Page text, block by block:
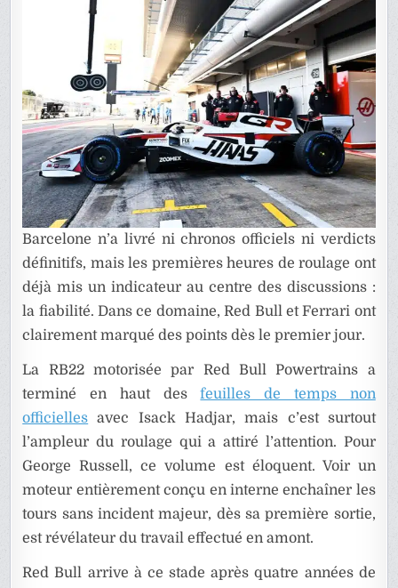
Barcelone n’a livré ni chronos officiels ni verdicts
définitifs, mais les premières heures de roulage ont
déjà mis un indicateur au centre des discussions :
la fiabilité. Dans ce domaine, Red Bull et Ferrari ont
clairement marqué des points dès le premier jour.
La RB22 motorisée par Red Bull Powertrains a
terminé en haut desfeuilles de temps non
officielles avec Isack Hadjar, mais c’est surtout
l’ampleur du roulage qui a attiré l’attention. Pour
George Russell, ce volume est éloquent. Voir un
moteur entièrement conçu en interne enchaîner les
tours sans incident majeur, dès sa première sortie,
est révélateur du travail effectué en amont.
Red Bull arrive à ce stade après quatre années de